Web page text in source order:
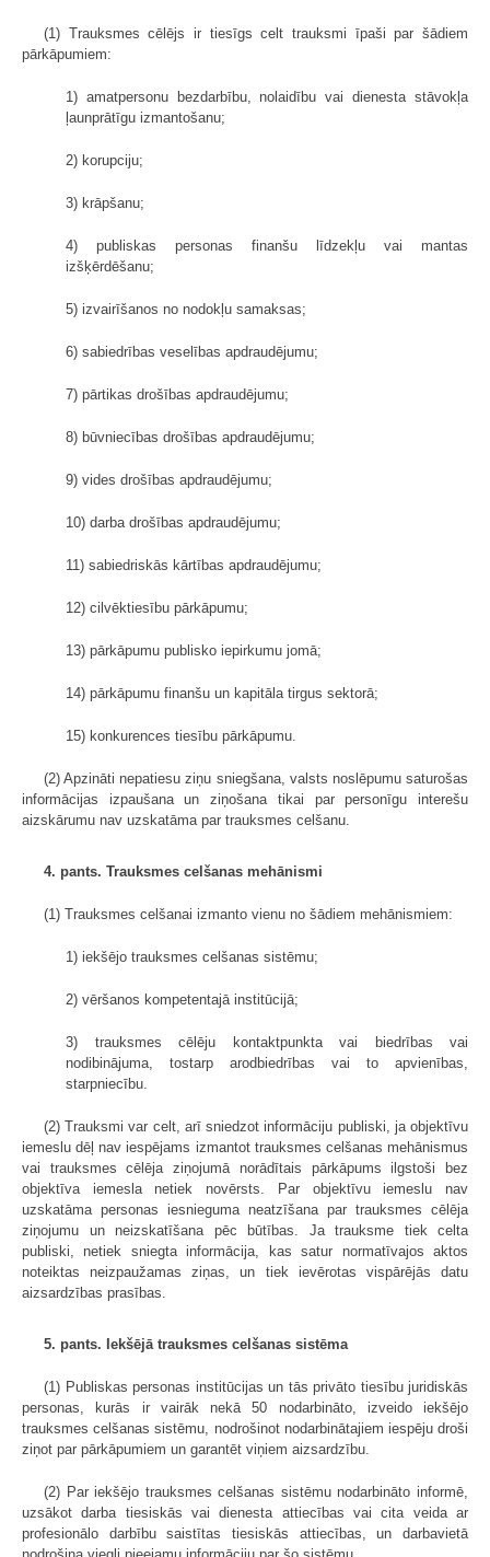
(1) Trauksmes cēlējs ir tiesīgs celt trauksmi īpaši par šādiem
pārkāpumiem:
1) amatpersonu bezdarbību, nolaidību vai dienesta stāvokļa
ļaunprātīgu izmantošanu;
2) korupciju;
3) krāpšanu;
4) publiskas personas finanšu līdzekļu vai mantas
izšķērdēšanu;
5) izvairīšanos no nodokļu samaksas;
6) sabiedrības veselības apdraudējumu;
7) pārtikas drošības apdraudējumu;
8) būvniecības drošības apdraudējumu;
9) vides drošības apdraudējumu;
10) darba drošības apdraudējumu;
11) sabiedriskās kārtības apdraudējumu;
12) cilvēktiesību pārkāpumu;
13) pārkāpumu publisko iepirkumu jomā;
14) pārkāpumu finanšu un kapitāla tirgus sektorā;
15) konkurences tiesību pārkāpumu.
(2) Apzināti nepatiesu ziņu sniegšana, valsts noslēpumu saturošas
informācijas izpaušana un ziņošana tikai par personīgu interešu
aizskārumu nav uzskatāma par trauksmes celšanu.
4. pants. Trauksmes celšanas mehānismi
(1) Trauksmes celšanai izmanto vienu no šādiem mehānismiem:
1) iekšējo trauksmes celšanas sistēmu;
2) vēršanos kompetentajā institūcijā;
3) trauksmes cēlēju kontaktpunkta vai biedrības vai
nodibinājuma, tostarp arodbiedrības vai to apvienības,
starpniecību.
(2) Trauksmi var celt, arī sniedzot informāciju publiski, ja objektīvu
iemeslu dēļ nav iespējams izmantot trauksmes celšanas mehānismus
vai trauksmes cēlēja ziņojumā norādītais pārkāpums ilgstoši bez
objektīva iemesla netiek novērsts. Par objektīvu iemeslu nav
uzskatāma personas iesnieguma neatzīšana par trauksmes cēlēja
ziņojumu un neizskatīšana pēc būtības. Ja trauksme tiek celta
publiski, netiek sniegta informācija, kas satur normatīvajos aktos
noteiktas neizpaužamas ziņas, un tiek ievērotas vispārējās datu
aizsardzības prasības.
5. pants. Iekšējā trauksmes celšanas sistēma
(1) Publiskas personas institūcijas un tās privāto tiesību juridiskās
personas, kurās ir vairāk nekā 50 nodarbināto, izveido iekšējo
trauksmes celšanas sistēmu, nodrošinot nodarbinātajiem iespēju droši
ziņot par pārkāpumiem un garantēt viņiem aizsardzību.
(2) Par iekšējo trauksmes celšanas sistēmu nodarbināto informē,
uzsākot darba tiesiskās vai dienesta attiecības vai cita veida ar
profesionālo darbību saistītas tiesiskās attiecības, un darbavietā